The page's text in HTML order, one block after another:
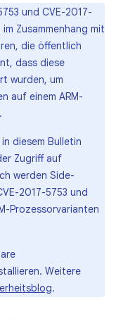
und CVE-2017-
Zusammenhang mit
die öffentlich
dass diese
wurden, um
auf einem ARM-
diesem Bulletin
Zugriff auf
werden Side-
2017-5753 und
Prozessorvarianten
Weitere
.